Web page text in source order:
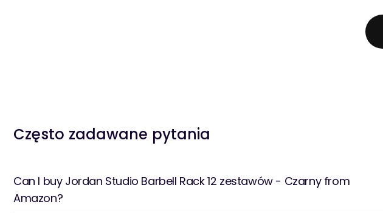
Często zadawane pytania
Can I buy Jordan Studio Barbell Rack 12 zestawów - Czarny from
Amazon?